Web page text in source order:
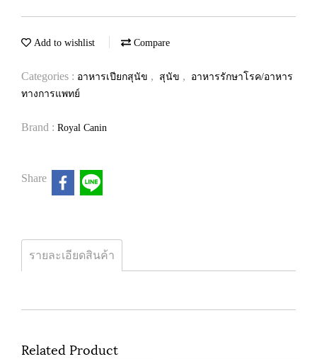
Add to wishlist Compare
Categories : อาหารเปียกสุนัข , สุนัข ,
อาหารรักษาโรค/อาหาร
ทางการแพทย์
Brand : Royal Canin
Share
รายละเอียดสินค้า
Related Product